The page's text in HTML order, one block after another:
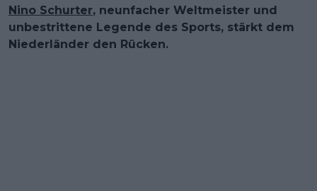
Nino Schurter, neunfacher Weltmeister und
unbestrittene Legende des Sports, stärkt dem
Niederländer den Rücken.